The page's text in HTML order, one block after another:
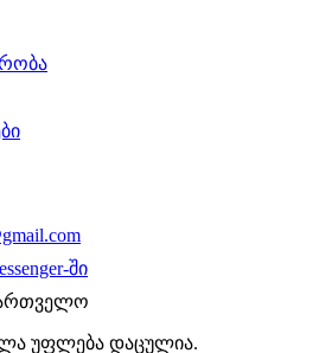
ში
უფლება დაცულია.